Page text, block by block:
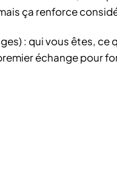
ça renforce
: qui vous êtes,
échange pour